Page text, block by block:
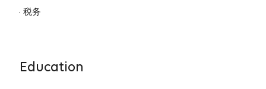
税务
Education